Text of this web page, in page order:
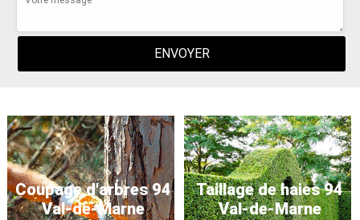
Coupage d'arbres 94
Val-de-Marne
Taillage de haies 94
Val-de-Marne